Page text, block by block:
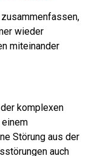
wieder
miteinander
komplexen
Störung aus der
auch